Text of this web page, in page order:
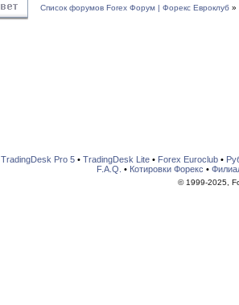
Список форумов Forex Форум | Форекс Евроклуб »
TradingDesk Pro 5• TradingDesk Lite• Forex Euroclub•
F.A.Q. • Котировки Форекс •
© 1999-2025,